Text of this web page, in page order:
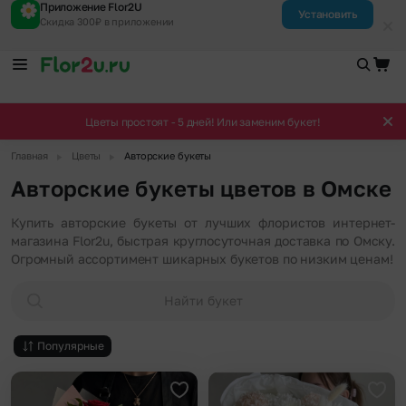
Приложение Flor2U
Скидка 300₽ в приложении
Установить
Цветы простоят - 5 дней! Или заменим букет!
Главная Цветы Авторские букеты
Авторские букеты цветов в Омске
Купить авторские букеты от лучших флористов интернет-
магазина Flor2u, быстрая круглосуточная доставка по Омску.
Огромный ассортимент шикарных букетов по низким ценам!
Найти букет
Популярные